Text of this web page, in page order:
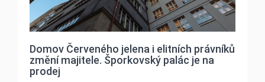
Domov Červeného jelena i elitních právníků
změní majitele. Šporkovský palác je na
prodej